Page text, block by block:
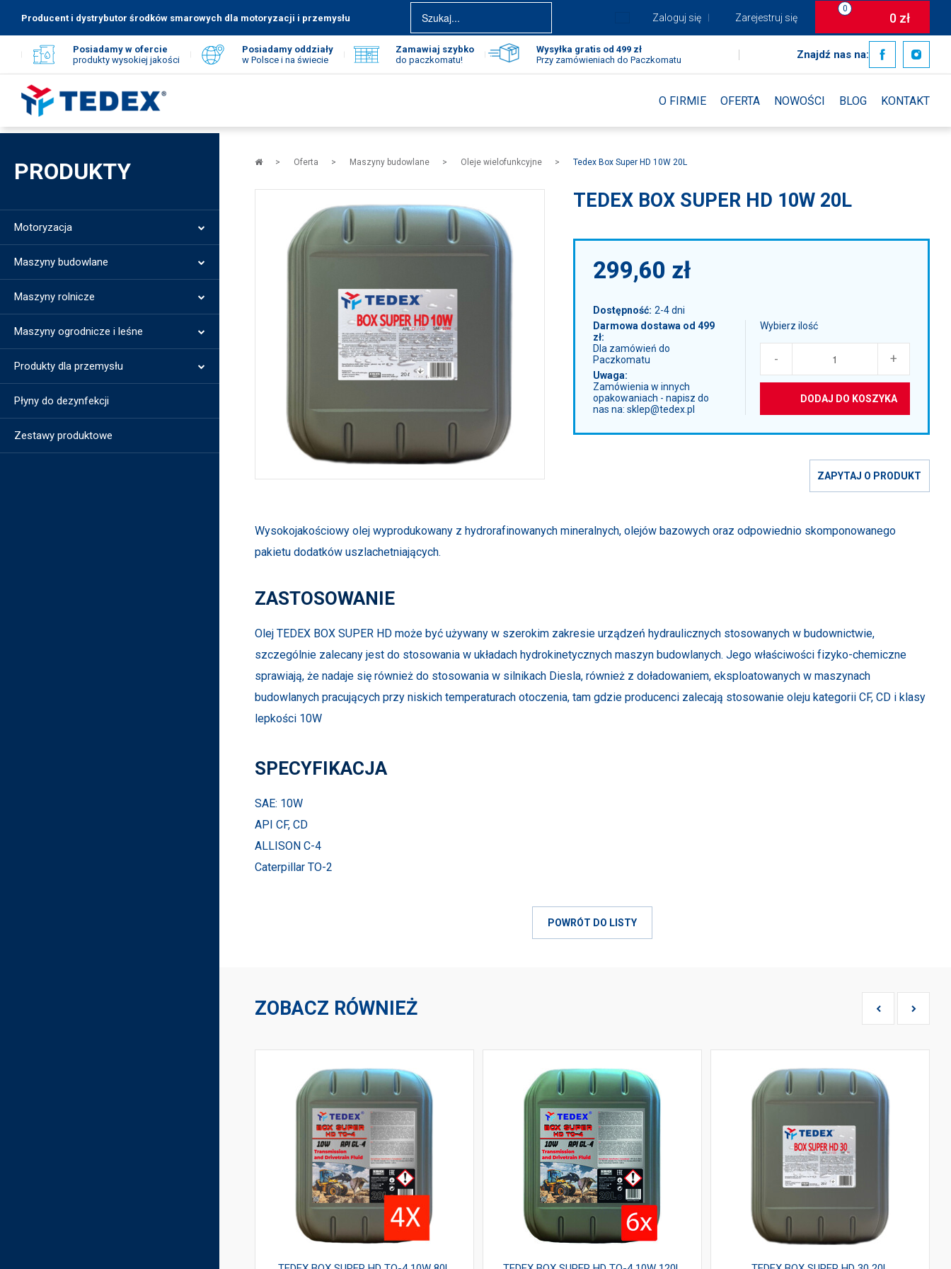
Producent i dystrybutor środków smarowych dla motoryzacji i przemysłu Zaloguj się
Zmień hasło.
ZAREJESTRUJ SIĘ
Zarejestruj się
0
0 zł
Koszyk
info:
Twój koszyk jest pusty! ×
Posiadamy w ofercie
produkty wysokiej jakości
Posiadamy oddziały
w Polsce i na świecie
Zamawiaj szybko
do paczkomatu!
Wysyłka gratis od 499 zł
Przy zamówieniach do Paczkomatu
Znajdź nas na:
O FIRMIE OFERTA NOWOŚCI BLOG KONTAKT
info:Twój koszyk jest pusty!
PRODUKTY
Motoryzacja
Maszyny budowlane
Maszyny rolnicze
Maszyny ogrodnicze i leśne
Produkty dla przemysłu
Płyny do dezynfekcji
Zestawy produktowe
Strona
Oferta Maszyny budowlane Oleje wielofunkcyjne Tedex Box Super HD 10W 20L
TEDEX BOX SUPER HD 10W 20L
299,60 zł
Dostępność: 2-4 dni
Darmowa dostawa od 499
zł:
Dla zamówień do
Paczkomatu
Uwaga:
Zamówienia w innych
opakowaniach - napisz do
nas na: sklep@tedex.pl
Wybierz ilość
+
-
DODAJ DO KOSZYKA
ZAPYTAJ O PRODUKT
Wysokojakościowy olej wyprodukowany z hydrorafinowanych mineralnych, olejów bazowych oraz odpowiednio skomponowanego
pakietu dodatków uszlachetniających.
ZASTOSOWANIE
Olej TEDEX BOX SUPER HD może być używany w szerokim zakresie urządzeń hydraulicznych stosowanych w budownictwie,
szczególnie zalecany jest do stosowania w układach hydrokinetycznych maszyn budowlanych. Jego właściwości fizyko-chemiczne
sprawiają, że nadaje się również do stosowania w silnikach Diesla, również z doładowaniem, eksploatowanych w maszynach
budowlanych pracujących przy niskich temperaturach otoczenia, tam gdzie producenci zalecają stosowanie oleju kategorii CF, CD i klasy
lepkości 10W
SPECYFIKACJA
SAE: 10W
API CF, CD
ALLISON C-4
Caterpillar TO-2
POWRÓT DO LISTY
ZOBACZ RÓWNIEŻ